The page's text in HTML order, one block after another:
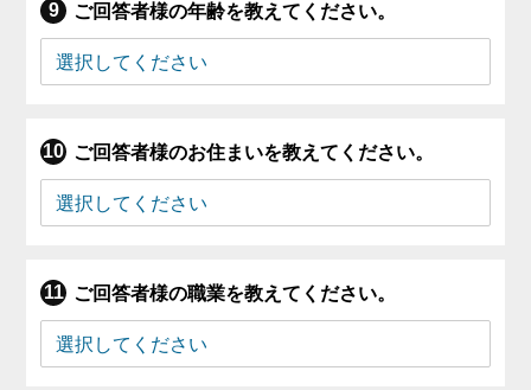
ご回答者様の年齢を教えてください。
ご回答者様のお住まいを教えてください。
ご回答者様の職業を教えてください。